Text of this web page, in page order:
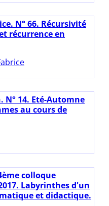
N° 66. Récursivité
récurrence en
N° 14. Eté-Automne
au cours de
colloque
Labyrinthes d'un
et didactique.